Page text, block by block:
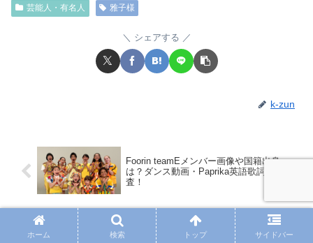
芸能人・有名人 雅子様
シェアする
k-zun
Foorin teamEメンバー画像や国籍出身
は？ダンス動画・Paprika英語歌詞を調
査！
佐藤史騎(青森山田GK)wiki経歴身長体
重！出身中学やプレー特徴は？
ホーム 検索 トップ サイドバー